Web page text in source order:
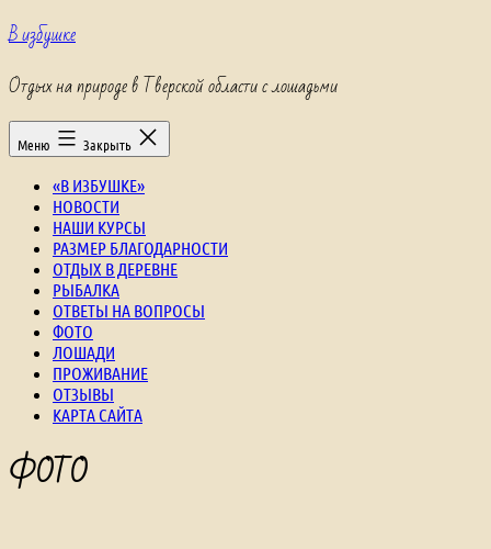
Перейти
к
В избушке
Отдых на природе в Тверской области с лошадьми
Меню Закрыть
«В ИЗБУШКЕ»
НОВОСТИ
НАШИ КУРСЫ
РАЗМЕР БЛАГОДАРНОСТИ
ОТДЫХ В ДЕРЕВНЕ
РЫБАЛКА
ОТВЕТЫ НА ВОПРОСЫ
ФОТО
ЛОШАДИ
ПРОЖИВАНИЕ
ОТЗЫВЫ
КАРТА САЙТА
ФОТО